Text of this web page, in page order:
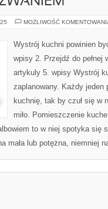
MOŻLIWOŚĆ
Wystrój kuchni powinien
wpisy 2. Przejdź do pełnej
artykuly 5. wpisy Wystrój
zaplanowany. Każdy jeden
kuchnię, tak by czuł się w
miło. Pomieszczenie
to w niej spotyka się
mała lub potężna, niemniej